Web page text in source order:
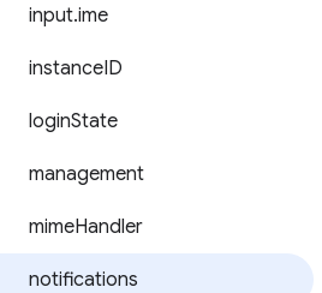
input.ime
instanceID
loginState
management
mimeHandler
notifications